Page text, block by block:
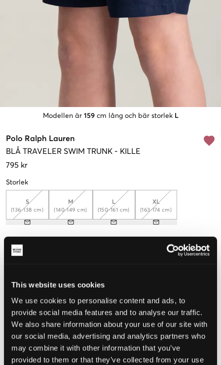
This website uses cookies
We use cookies to personalise content and ads, to
provide social media features and to analyse our traffic.
We also share information about your use of our site with
our social media, advertising and analytics partners who
may combine it with other information that you’ve
provided to them or that they’ve collected from your use
Modellen är 159 cm lång och bär storlek L
Polo Ralph Lauren
BLÅ TRAVELER SWIM TRUNK - KILLE
795 kr
Storlek
S
(136-138 cm)
M
(140-149 cm)
L
(150-161 cm)
XL
(163-174 cm)
Upplevd storlek
STORLEKSGUIDE
VÄLJ STORLEK
på beställningar över 699 kr
Öppet köp
Leverans2-4 vardagar